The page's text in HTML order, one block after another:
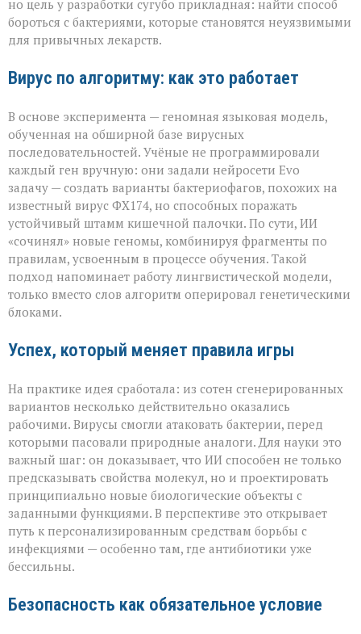
спасения»
но цель у разработки сугубо прикладная: найти способ
бороться с бактериями, которые становятся неуязвимыми
для привычных лекарств.
Вирус по алгоритму: как это работает
В основе эксперимента — геномная языковая модель,
обученная на обширной базе вирусных
последовательностей. Учёные не программировали
каждый ген вручную: они задали нейросети Evo
задачу — создать варианты бактериофагов, похожих на
известный вирус ФХ174, но способных поражать
устойчивый штамм кишечной палочки. По сути, ИИ
«сочинял» новые геномы, комбинируя фрагменты по
правилам, усвоенным в процессе обучения. Такой
подход напоминает работу лингвистической модели,
только вместо слов алгоритм оперировал генетическими
блоками.
Успех, который меняет правила игры
На практике идея сработала: из сотен сгенерированных
вариантов несколько действительно оказались
рабочими. Вирусы смогли атаковать бактерии, перед
которыми пасовали природные аналоги. Для науки это
важный шаг: он доказывает, что ИИ способен не только
предсказывать свойства молекул, но и проектировать
принципиально новые биологические объекты с
заданными функциями. В перспективе это открывает
путь к персонализированным средствам борьбы с
инфекциями — особенно там, где антибиотики уже
бессильны.
Безопасность как обязательное условие